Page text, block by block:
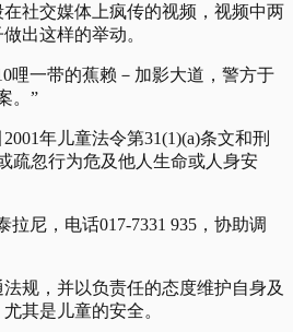
社交媒体上疯传的视频，视频中两
出这样的举动。
哩一带的蕉赖－加影大道，警方于
。”
年儿童法令第31(1)(a)条文和刑
疏忽行为危及他人生命或人身安
拉尼，电话017-7331 935，协助调
规，并以负责任的态度维护自身及
其是儿童的安全。